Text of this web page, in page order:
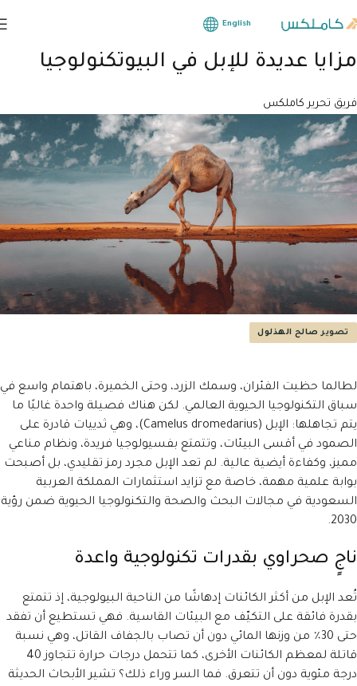
English
مزايا عديدة للإبل في البيوتكنولوجيا
فريق تحرير كاملكس
تصوير صالح الهذلول
لطالما حظيت الفئران، وسمك الزرد، وحتى الخميرة، باهتمام واسع في
سباق التكنولوجيا الحيوية العالمي. لكن هناك فصيلة واحدة غالبًا ما
يتم تجاهلها: الإبل (Camelus dromedarius)، وهي ثدييات قادرة على
الصمود في أقسى البيئات، وتتمتع بفسيولوجيا فريدة، ونظام مناعي
مميز، وكفاءة أيضية عالية. لم تعد الإبل مجرد رمز تقليدي، بل أصبحت
بوابة علمية مهمة، خاصة مع تزايد استثمارات المملكة العربية
السعودية في مجالات البحث والصحة والتكنولوجيا الحيوية ضمن رؤية
2030.
ناجٍ صحراوي بقدرات تكنولوجية واعدة
تُعد الإبل من أكثر الكائنات إدهاشًا من الناحية البيولوجية، إذ تتمتع
بقدرة فائقة على التكيّف مع البيئات القاسية. فهي تستطيع أن تفقد
حتى 30٪ من وزنها المائي دون أن تصاب بالجفاف القاتل، وهي نسبة
قاتلة لمعظم الكائنات الأخرى، كما تتحمل درجات حرارة تتجاوز 40
درجة مئوية دون أن تتعرق. فما السر وراء ذلك؟ تشير الأبحاث الحديثة